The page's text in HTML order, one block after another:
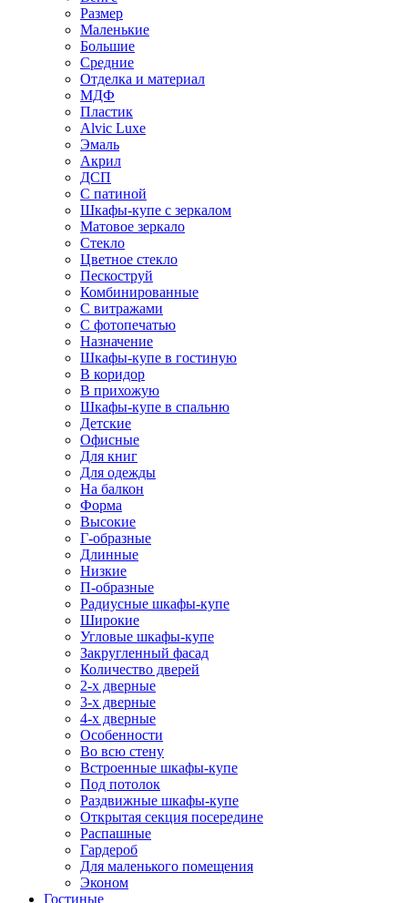
Размер
Маленькие
Большие
Средние
Отделка и материал
МДФ
Пластик
Alvic Luxe
Эмаль
Акрил
ДСП
С патиной
Шкафы-купе с зеркалом
Матовое зеркало
Стекло
Цветное стекло
Пескоструй
Комбинированные
С витражами
С фотопечатью
Назначение
Шкафы-купе в гостиную
В коридор
В прихожую
Шкафы-купе в спальню
Детские
Офисные
Для книг
Для одежды
На балкон
Форма
Высокие
Г-образные
Длинные
Низкие
П-образные
Радиусные шкафы-купе
Широкие
Угловые шкафы-купе
Закругленный фасад
Количество дверей
2-х дверные
3-х дверные
4-х дверные
Особенности
Во всю стену
Встроенные шкафы-купе
Под потолок
Раздвижные шкафы-купе
Открытая секция посередине
Распашные
Гардероб
Для маленького помещения
Эконом
Гостиные